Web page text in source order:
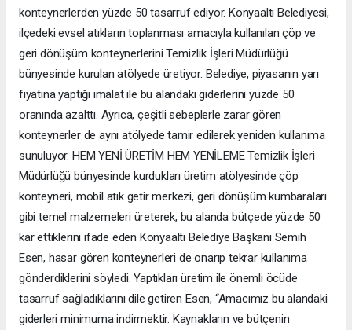
konteynerlerden yüzde 50 tasarruf ediyor. Konyaaltı Belediyesi,
ilçedeki evsel atıkların toplanması amacıyla kullanılan çöp ve
geri dönüşüm konteynerlerini Temizlik İşleri Müdürlüğü
bünyesinde kurulan atölyede üretiyor. Belediye, piyasanın yarı
fiyatına yaptığı imalat ile bu alandaki giderlerini yüzde 50
oranında azalttı. Ayrıca, çeşitli sebeplerle zarar gören
konteynerler de aynı atölyede tamir edilerek yeniden kullanıma
sunuluyor. HEM YENİ ÜRETİM HEM YENİLEME Temizlik İşleri
Müdürlüğü bünyesinde kurdukları üretim atölyesinde çöp
konteyneri, mobil atık getir merkezi, geri dönüşüm kumbaraları
gibi temel malzemeleri üreterek, bu alanda bütçede yüzde 50
kar ettiklerini ifade eden Konyaaltı Belediye Başkanı Semih
Esen, hasar gören konteynerleri de onarıp tekrar kullanıma
gönderdiklerini söyledi. Yaptıkları üretim ile önemli öcüde
tasarruf sağladıklarını dile getiren Esen, “Amacımız bu alandaki
giderleri minimuma indirmektir. Kaynakların ve bütçenin